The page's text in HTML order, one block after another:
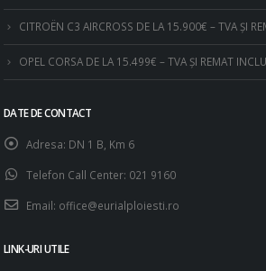
CITROËN C3 AIRCROSS DE LA 15.900€ – TVA ȘI
OPEL CORSA DE LA 15.499€ – TVA ȘI REMAT
DATE DE CONTACT
Adresa: DN 1 B, Km 6
Telefon Call Center: 021 9160
Email: office@eurialploiesti.ro
LINK-URI UTILE